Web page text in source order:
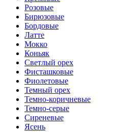
Розовые
Бирюзовые
Бордовые
Латте
Мокко
Коньяк
Светлый орех
Фисташковые
Фиолетовые
Темный орех
Темно-коричневые
Темно-серые
Сиреневые
Ясень